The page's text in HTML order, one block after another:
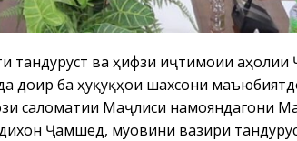
тандурустӣ ва ҳифзи иҷтимоии
доир ба ҳуқуқҳои шахсони
саломатии Маҷлиси намояндагони
Ҷамшед, муовини вазири